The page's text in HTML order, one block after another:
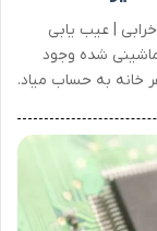
| عیب یابی
شده وجود
خانه به حساب میاد.